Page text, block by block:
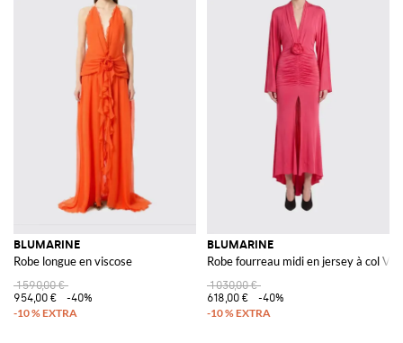
BLUMARINE
Robe longue en viscose
1 590,00 €
954,00 €
-40%
BLUMARINE
Robe fourreau midi en jersey à col V
1 030,00 €
618,00 €
-40%